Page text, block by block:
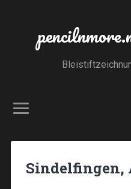
Sindelfingen,